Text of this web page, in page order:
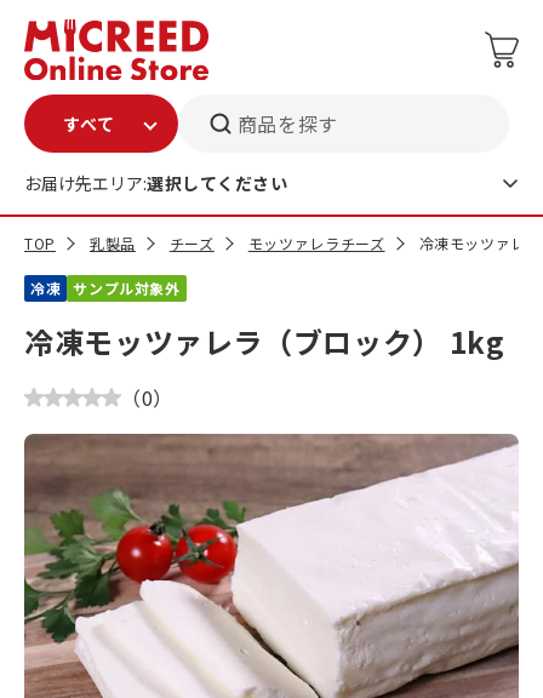
商品を探す
お届け先エリア:選択してください
TOP 乳製品 チーズ モッツァレラチーズ 冷凍モッツァレ
冷凍 サンプル対象外
冷凍モッツァレラ（ブロック） 1kg
（0）